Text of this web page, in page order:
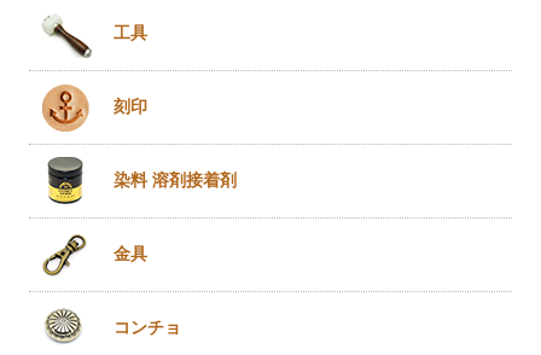
工具
刻印
染料 溶剤接着剤
金具
コンチョ